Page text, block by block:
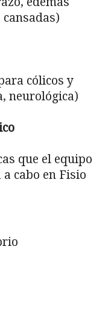
cólicos y
neurológica)
que el equipo
cabo en Fisio